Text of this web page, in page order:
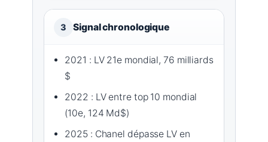
3 Signal chronologique
2021 : LV 21e mondial, 76 milliards
$
2022 : LV entre top 10 mondial
(10e, 124 Md$)
2025 : Chanel dépasse LV en